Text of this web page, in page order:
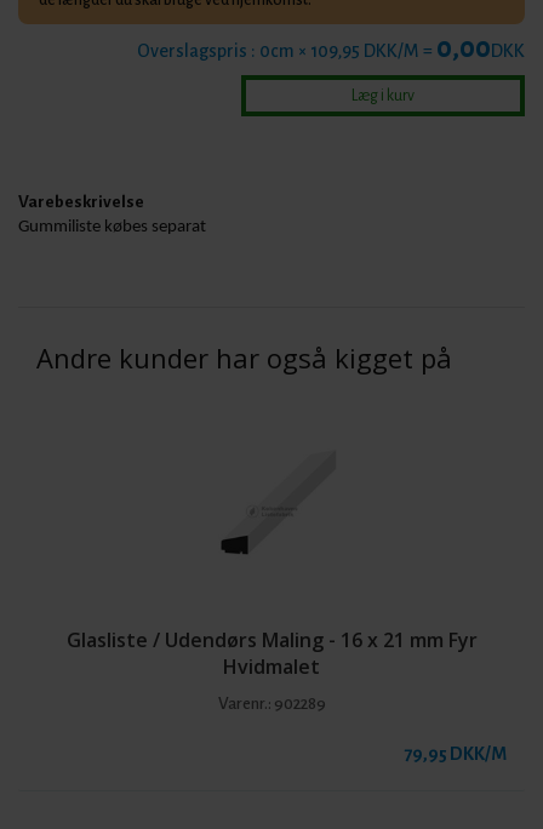
Overslagspris : 0cm × 109,95 DKK/M = 0,00DKK
Varebeskrivelse
Gummiliste købes separat
Andre kunder har også kigget på
Glasliste / Udendørs Maling - 16 x 21 mm Fyr
Hvidmalet
Varenr.: 902289
79,95 DKK/M